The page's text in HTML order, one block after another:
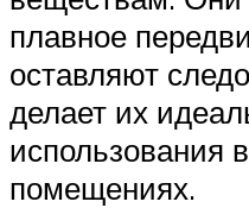
плавное
оставляют
делает их
использования
помещениях.